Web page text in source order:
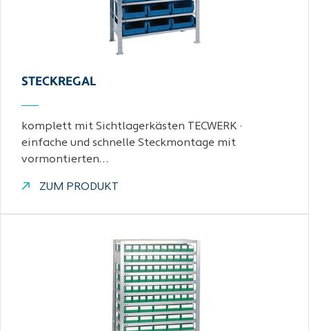
STECKREGAL
komplett mit Sichtlagerkästen TECWERK ·
einfache und schnelle Steckmontage mit
vormontierten…
ZUM PRODUKT